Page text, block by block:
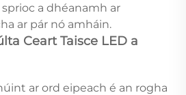
a dhéanamh ar
ar pár nó amháin.
Ceart Taisce LED a
ar ord eipeach é an rogha